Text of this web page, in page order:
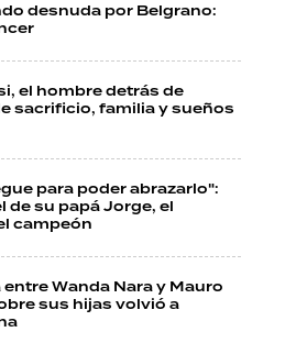
desnuda por Belgrano:
el hombre detrás de
sacrificio, familia y sueños
para poder abrazarlo":
de su papá Jorge, el
campeón
Wanda Nara y Mauro
sus hijas volvió a